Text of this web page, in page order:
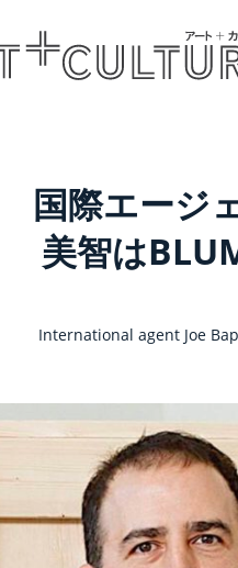
国際エージ
美智は
International agent Joe